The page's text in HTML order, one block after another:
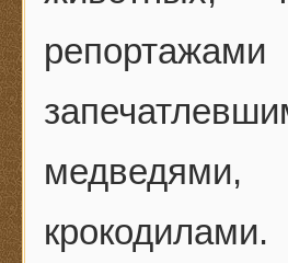
медведями,
крокодилами.